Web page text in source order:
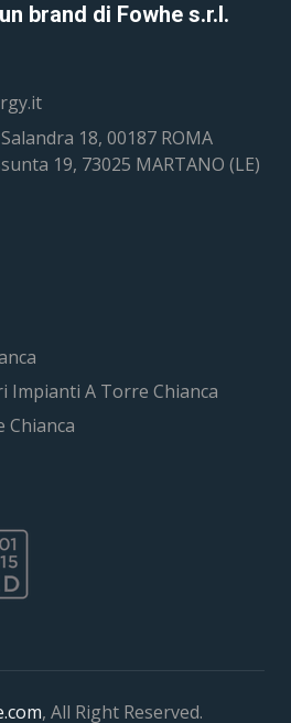
brand di Fowhe s.r.l.
18, 00187 ROMA
19, 73025 MARTANO (LE)
Impianti A Torre Chianca
Chianca
, All Right Reserved.